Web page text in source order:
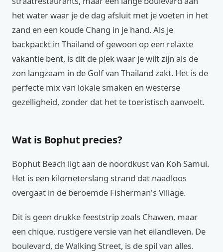
het water waar je de dag afsluit met je voeten in het
zand en een koude Chang in je hand. Als je
backpackt in Thailand of gewoon op een relaxte
vakantie bent, is dit de plek waar je wilt zijn als de
zon langzaam in de Golf van Thailand zakt. Het is de
perfecte mix van lokale smaken en westerse
gezelligheid, zonder dat het te toeristisch aanvoelt.
Wat is Bophut precies?
Bophut Beach ligt aan de noordkust van Koh Samui.
Het is een kilometerslang strand dat naadloos
overgaat in de beroemde Fisherman's Village.
Dit is geen drukke feeststrip zoals Chawen, maar
een chique, rustigere versie van het eilandleven. De
boulevard, de Walking Street, is de spil van alles.